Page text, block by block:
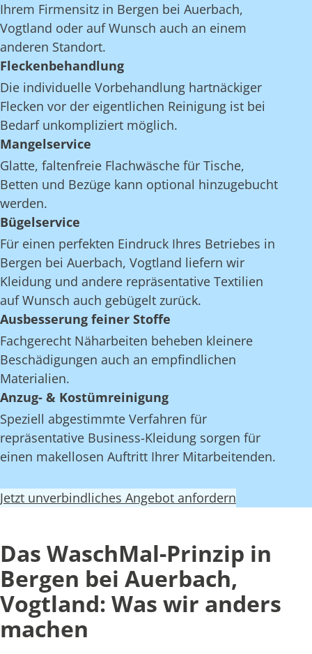
Ihrem Firmensitz in Bergen bei Auerbach,
Vogtland oder auf Wunsch auch an einem
anderen Standort.
Fleckenbehandlung
Die individuelle Vorbehandlung hartnäckiger
Flecken vor der eigentlichen Reinigung ist bei
Bedarf unkompliziert möglich.
Mangelservice
Glatte, faltenfreie Flachwäsche für Tische,
Betten und Bezüge kann optional hinzugebucht
werden.
Bügelservice
Für einen perfekten Eindruck Ihres Betriebes in
Bergen bei Auerbach, Vogtland liefern wir
Kleidung und andere repräsentative Textilien
auf Wunsch auch gebügelt zurück.
Ausbesserung feiner Stoffe
Fachgerecht Näharbeiten beheben kleinere
Beschädigungen auch an empfindlichen
Materialien.
Anzug- & Kostümreinigung
Speziell abgestimmte Verfahren für
repräsentative Business-Kleidung sorgen für
einen makellosen Auftritt Ihrer Mitarbeitenden.
Jetzt unverbindliches Angebot anfordern
Das WaschMal-Prinzip in
Bergen bei Auerbach,
Vogtland: Was wir anders
machen